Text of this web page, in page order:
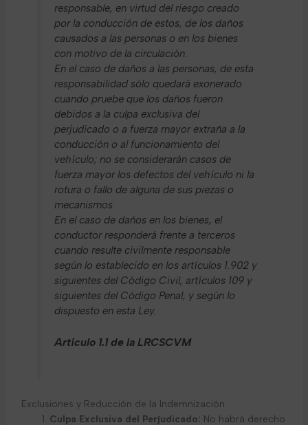
responsable, en virtud del riesgo creado
por la conducción de estos, de los daños
causados a las personas o en los bienes
con motivo de la circulación.
En el caso de daños a las personas, de esta
responsabilidad sólo quedará exonerado
cuando pruebe que los daños fueron
debidos a la culpa exclusiva del
perjudicado o a fuerza mayor extraña a la
conducción o al funcionamiento del
vehículo; no se considerarán casos de
fuerza mayor los defectos del vehículo ni la
rotura o fallo de alguna de sus piezas o
mecanismos.
En el caso de daños en los bienes, el
conductor responderá frente a terceros
cuando resulte civilmente responsable
según lo establecido en los artículos 1.902 y
siguientes del Código Civil, artículos 109 y
siguientes del Código Penal, y según lo
dispuesto en esta Ley.
Artículo 1.1 de la LRCSCVM
Exclusiones y Reducción de la Indemnización
Culpa Exclusiva del Perjudicado: No habrá derecho